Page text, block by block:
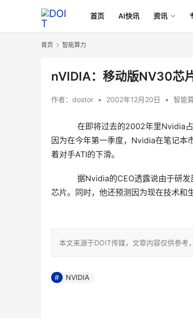
首页 AI快讯 资讯
首页 智能算力
nVIDIA：移动版NV30芯
作者： dostor • 2002年12月20日 • 智能
在即将过去的2002年里Nvidia占据
因为在今年第一季度，Nvidia在笔记本
着对手ATI的下滑。
据Nvidia的CEO透露说由于研发部
芯片。同时，他还预测因为现在技术和
本文来源于DOIT传媒，文章内容仅供参考
NVIDIA